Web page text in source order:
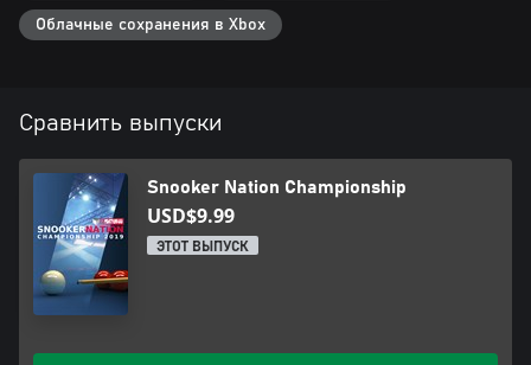
Облачные сохранения в Xbox
Сравнить выпуски
Snooker Nation Championship
USD$9.99
ЭТОТ ВЫПУСК